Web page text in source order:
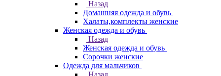
Назад
Домашняя одежда и обувь
Халаты,комплекты женские
Женская одежда и обувь
Назад
Женская одежда и обувь
Сорочки женские
Одежда для мальчиков
Назад